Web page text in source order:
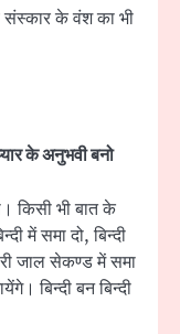
संस्कार के वंश का भी
के अनुभवी बनो
किसी भी बात के
में समा दो, बिन्दी
जाल सेकण्ड में समा
बिन्दी बन बिन्दी